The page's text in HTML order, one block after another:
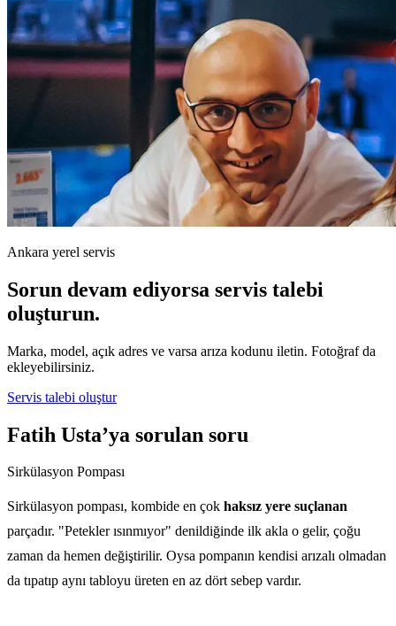
Ankara yerel servis
Sorun devam ediyorsa servis talebi
oluşturun.
Marka, model, açık adres ve varsa arıza kodunu iletin. Fotoğraf da
ekleyebilirsiniz.
Servis talebi oluştur
Fatih Usta’ya sorulan soru
Sirkülasyon Pompası
Sirkülasyon pompası, kombide en çok haksız yere suçlanan
parçadır. "Petekler ısınmıyor" denildiğinde ilk akla o gelir, çoğu
zaman da hemen değiştirilir. Oysa pompanın kendisi arızalı olmadan
da tıpatıp aynı tabloyu üreten en az dört sebep vardır.